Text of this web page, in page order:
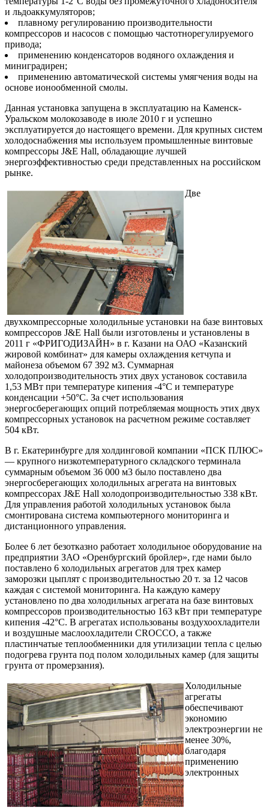
и льдоаккумуляторов;
плавному регулированию производительности
компрессоров и насосов с помощью частотнорегулируемого
привода;
применению конденсаторов водяного охлаждения и
миниградирен;
применению автоматической системы умягчения воды на
основе ионообменной смолы.
Данная установка запущена в эксплуатацию на Каменск-
Уральском молокозаводе в июле 2010 г и успешно
эксплуатируется до настоящего времени. Для крупных систем
холодоснабжения мы используем промышленные винтовые
компрессоры J&E Hall, обладающие лучшей
энергоэффективностью среди представленных на российском
рынке.
Две
двухкомпрессорные холодильные установки на базе винтовых
компрессоров J&E Hall были изготовлены и установлены в
2011 г «ФРИГОДИЗАЙН» в г. Казани на ОАО «Казанский
жировой комбинат» для камеры охлаждения кетчупа и
майонеза объемом 67 392 м3. Суммарная
холодопроизводительность этих двух установок составила
1,53 МВт при температуре кипения -4°C и температуре
конденсации +50°C. За счет использования
энергосберегающих опций потребляемая мощность этих двух
компрессорных установок на расчетном режиме составляет
504 кВт.
В г. Екатеринбурге для холдинговой компании «ПСК ПЛЮС»
— крупного низкотемпературного складского терминала
суммарным объемом 36 000 м3 было поставлено два
энергосберегающих холодильных агрегата на винтовых
компрессорах J&E Hall холодопроизводительностью 338 кВт.
Для управления работой холодильных установок была
смонтирована система компьютерного мониторинга и
дистанционного управления.
Более 6 лет безотказно работает холодильное оборудование на
предприятии ЗАО «Оренбургский бройлер», где нами было
поставлено 6 холодильных агрегатов для трех камер
заморозки цыплят с производительностью 20 т. за 12 часов
каждая с системой мониторинга. На каждую камеру
установлено по два холодильных агрегата на базе винтовых
компрессоров производительностью 163 кВт при температуре
кипения -42°С. В агрегатах использованы воздухоохладители
и воздушные маслоохладители СROCCO, а также
пластинчатые теплообменники для утилизации тепла с целью
подогрева грунта под полом холодильных камер (для защиты
грунта от промерзания).
Холодильные
агрегаты
обеспечивают
экономию
электроэнергии не
менее 30%,
благодаря
применению
электронных